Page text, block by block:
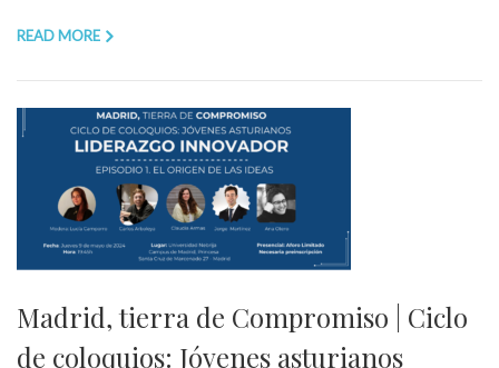
READ MORE
Madrid, tierra de Compromiso | Ciclo
de coloquios: Jóvenes asturianos